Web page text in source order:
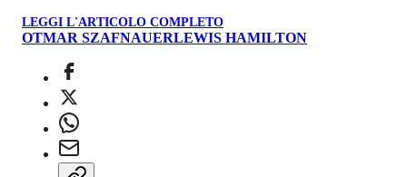
LEGGI L'ARTICOLO COMPLETO
OTMAR SZAFNAUERLEWIS HAMILTON